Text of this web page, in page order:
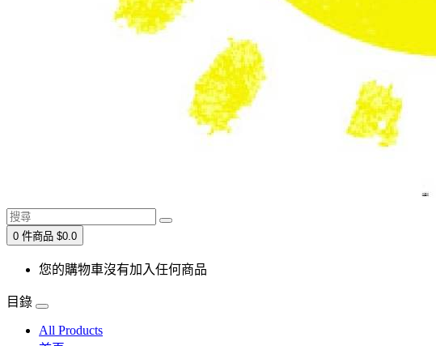
0 件商品 $0.0
您的購物車沒有加入任何商品
目錄
All Products